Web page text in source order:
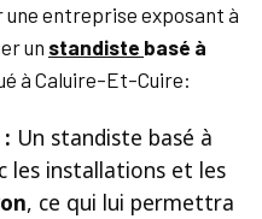
une entreprise exposant à
un standiste basé à
à Caluire-Et-Cuire:
Un standiste basé à
les installations et les
, ce qui lui permettra